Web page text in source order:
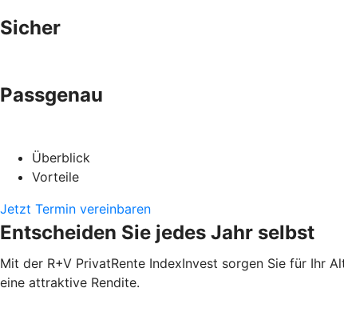
Sicher
Passgenau
Überblick
Vorteile
Jetzt Termin vereinbaren
Entscheiden Sie jedes Jahr selbst
Mit der R+V PrivatRente IndexInvest sorgen Sie für Ihr
eine attraktive Rendite.